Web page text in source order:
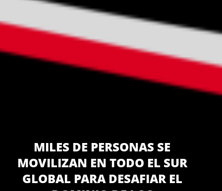
MILES DE PERSONAS SE
MOVILIZAN EN TODO EL SUR
GLOBAL PARA DESAFIAR EL